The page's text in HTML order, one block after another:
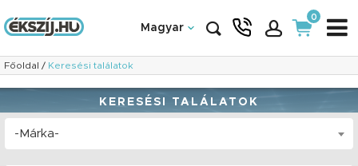
Magyar
0
Főoldal / Keresési találatok
KERESÉSI TALÁLATOK
-Márka-